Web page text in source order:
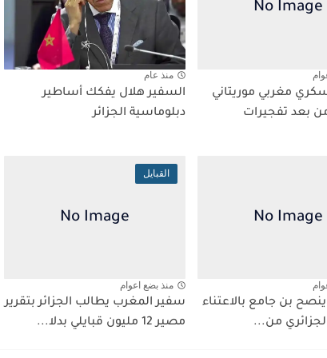
مغربي موريتاني
بعد تفجيرات
منذ عام
السفير هلال يفكك أساطير
دبلوماسية الجزائر
بن جامع بالاعتناء
من...
القبايل
منذ بضع اعوام
سفير المغرب يطالب الجزائر بتقرير
مصير 12 مليون قبايلي بدلا...